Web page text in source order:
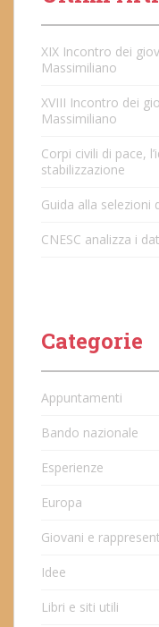
XIX Incontro dei
Massimiliano
XVIII Incontro dei
Massimiliano
Corpi civili di pace,
stabilizzazione
Guida alla selezioni
CNESC analizza i
Categorie
Appuntamenti
Bando nazionale
Esperienze
Europa
Giovani e
Idee
Libri e siti utili